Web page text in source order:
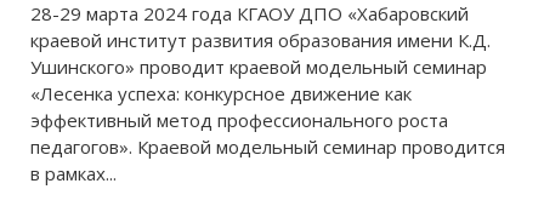
28-29 марта 2024 года КГАОУ ДПО «Хабаровский
краевой институт развития образования имени К.Д.
Ушинского» проводит краевой модельный семинар
«Лесенка успеха: конкурсное движение как
эффективный метод профессионального роста
педагогов». Краевой модельный семинар проводится
в рамках...